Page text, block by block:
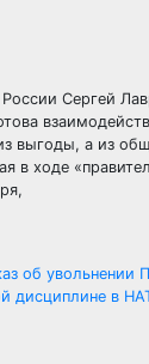
Сергей
выгоды, а из
в ходе
об увольнении
дисциплине в